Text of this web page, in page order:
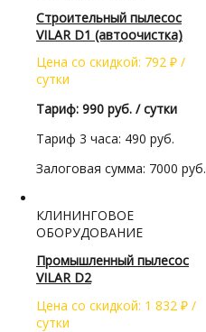
Строительный пылесос
VILAR D1 (автоочистка)
Цена со скидкой: 792 ₽ /
сутки
Тариф: 990 руб. / сутки
Тариф 3 часа: 490 руб.
Залоговая сумма: 7000 руб.
КЛИНИНГОВОЕ
ОБОРУДОВАНИЕ
Промышленный пылесос
VILAR D2
Цена со скидкой: 1 832 ₽ /
сутки